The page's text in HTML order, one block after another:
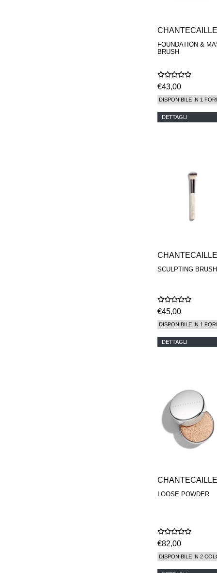
CHANTECAILLE
FOUNDATION &
BRUSH
€43,00
DISPONIBILE IN 1
DETTAGLI
CHANTECAILLE
SCULPTING BRUSH
€45,00
DISPONIBILE IN 1
DETTAGLI
CHANTECAILLE
LOOSE POWDER
€82,00
DISPONIBILE IN 2